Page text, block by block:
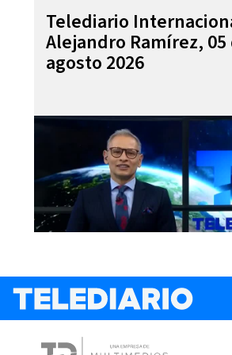
Telediario
Alejandro Ramírez, 05
agosto 2026